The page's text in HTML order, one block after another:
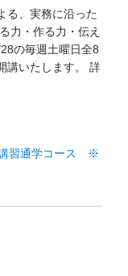
る、実務に沿った
力・作る力・伝え
の毎週土曜日全8
講いたします。 詳
講習通学コース ※